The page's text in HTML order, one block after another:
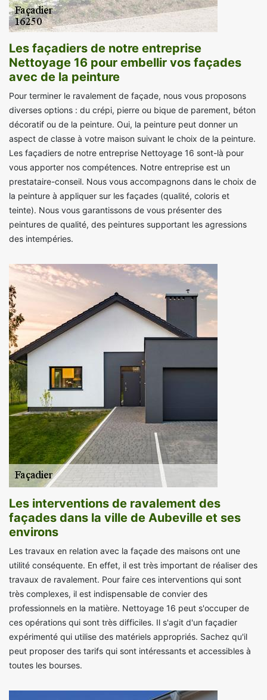
Les façadiers de notre entreprise
Nettoyage 16 pour embellir vos façades
avec de la peinture
Pour terminer le ravalement de façade, nous vous proposons
diverses options : du crépi, pierre ou bique de parement, béton
décoratif ou de la peinture. Oui, la peinture peut donner un
aspect de classe à votre maison suivant le choix de la peinture.
Les façadiers de notre entreprise Nettoyage 16 sont-là pour
vous apporter nos compétences. Notre entreprise est un
prestataire-conseil. Nous vous accompagnons dans le choix de
la peinture à appliquer sur les façades (qualité, coloris et
teinte). Nous vous garantissons de vous présenter des
peintures de qualité, des peintures supportant les agressions
des intempéries.
Les interventions de ravalement des
façades dans la ville de Aubeville et ses
environs
Les travaux en relation avec la façade des maisons ont une
utilité conséquente. En effet, il est très important de réaliser des
travaux de ravalement. Pour faire ces interventions qui sont
très complexes, il est indispensable de convier des
professionnels en la matière. Nettoyage 16 peut s'occuper de
ces opérations qui sont très difficiles. Il s'agit d'un façadier
expérimenté qui utilise des matériels appropriés. Sachez qu'il
peut proposer des tarifs qui sont intéressants et accessibles à
toutes les bourses.